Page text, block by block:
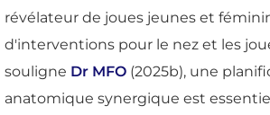
révélateur de joues jeunes et
d'interventions pour le nez et les
souligne Dr MFO (2025b), une
anatomique synergique est